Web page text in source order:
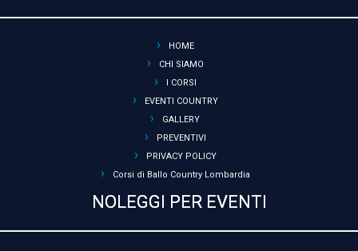
HOME
CHI SIAMO
I CORSI
EVENTI COUNTRY
GALLERY
PREVENTIVI
PRIVACY POLICY
Corsi di Ballo Country Lombardia
NOLEGGI PER EVENTI